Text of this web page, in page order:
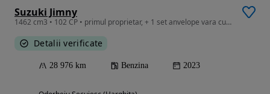
Suzuki Jimny
1462 cm3 • 102 CP • primul proprietar, + 1 set anvelope vara cu jante (tva deductibil)
Detalii verificate
28 976 km Benzina 2023